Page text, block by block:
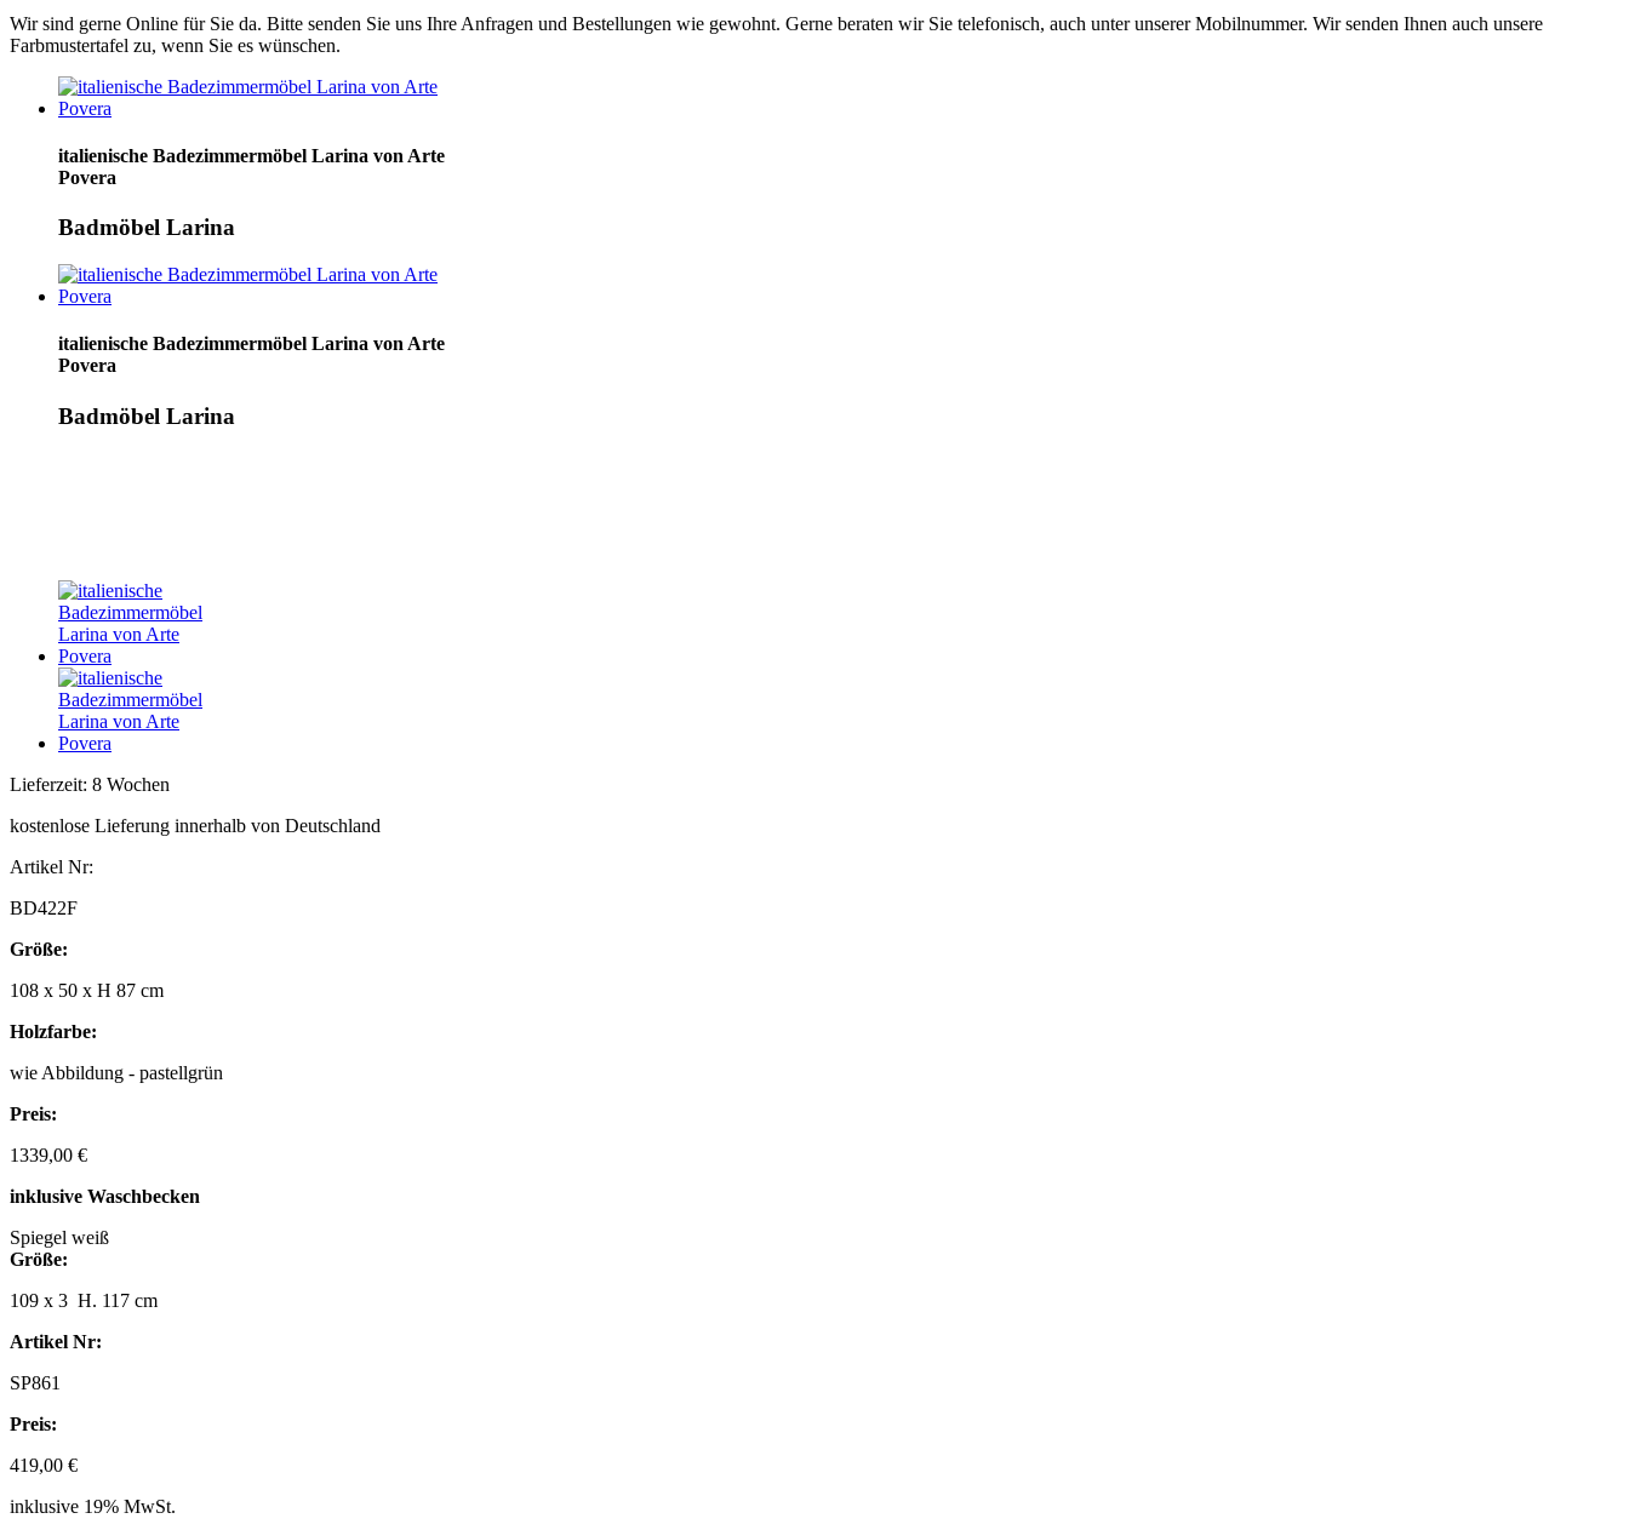
Wir sind gerne Online für Sie da. Bitte senden Sie uns Ihre Anfragen und Bestellungen wie gewohnt. Gerne beraten wir Sie telefonisch, auch unter unserer Mobilnummer. Wir senden Ihnen auch unsere
Farbmustertafel zu, wenn Sie es wünschen.
italienische Badezimmermöbel Larina von Arte
Povera
Badmöbel Larina
italienische Badezimmermöbel Larina von Arte
Povera
Badmöbel Larina
Lieferzeit: 8 Wochen
kostenlose Lieferung innerhalb von Deutschland
Artikel Nr:
BD422F
Größe:
108 x 50 x H 87 cm
Holzfarbe:
wie Abbildung - pastellgrün
Preis:
1339,00 €
inklusive Waschbecken
Spiegel weiß
Größe:
109 x 3 H. 117 cm
Artikel Nr:
SP861
Preis:
419,00 €
inklusive 19% MwSt.